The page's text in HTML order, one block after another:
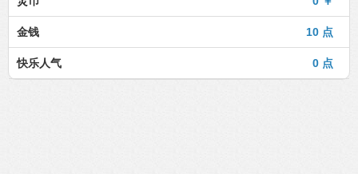
10 点
金钱
0 点
快乐人气